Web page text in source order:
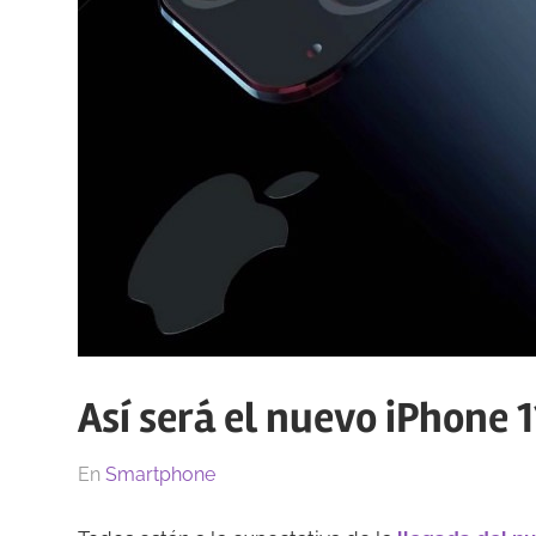
Así será el nuevo iPhone
El
Por
En Smartphone